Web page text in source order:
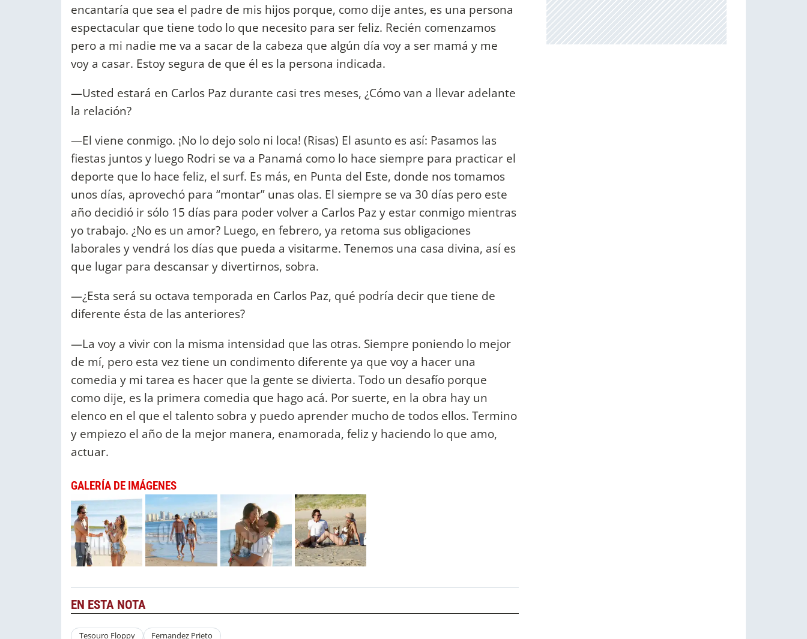
encantaría que sea el padre de mis hijos porque, como dije antes, es una persona
espectacular que tiene todo lo que necesito para ser feliz. Recién comenzamos
pero a mi nadie me va a sacar de la cabeza que algún día voy a ser mamá y me
voy a casar. Estoy segura de que él es la persona indicada.
—Usted estará en Carlos Paz durante casi tres meses, ¿Cómo van a llevar adelante
la relación?
—El viene conmigo. ¡No lo dejo solo ni loca! (Risas) El asunto es así: Pasamos las
fiestas juntos y luego Rodri se va a Panamá como lo hace siempre para practicar el
deporte que lo hace feliz, el surf. Es más, en Punta del Este, donde nos tomamos
unos días, aprovechó para “montar” unas olas. El siempre se va 30 días pero este
año decidió ir sólo 15 días para poder volver a Carlos Paz y estar conmigo mientras
yo trabajo. ¿No es un amor? Luego, en febrero, ya retoma sus obligaciones
laborales y vendrá los días que pueda a visitarme. Tenemos una casa divina, así es
que lugar para descansar y divertirnos, sobra.
—¿Esta será su octava temporada en Carlos Paz, qué podría decir que tiene de
diferente ésta de las anteriores?
—La voy a vivir con la misma intensidad que las otras. Siempre poniendo lo mejor
de mí, pero esta vez tiene un condimento diferente ya que voy a hacer una
comedia y mi tarea es hacer que la gente se divierta. Todo un desafío porque
como dije, es la primera comedia que hago acá. Por suerte, en la obra hay un
elenco en el que el talento sobra y puedo aprender mucho de todos ellos. Termino
y empiezo el año de la mejor manera, enamorada, feliz y haciendo lo que amo,
actuar.
GALERÍA DE IMÁGENES
EN ESTA NOTA
Tesouro Floppy Fernandez Prieto